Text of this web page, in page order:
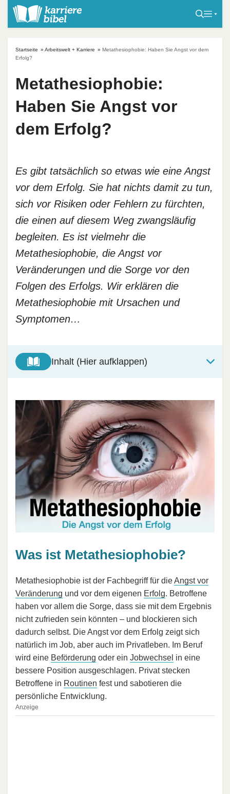
Startseite » Arbeitswelt + Karriere » Metathesiophobie: Haben Sie Angst vor dem
Erfolg?
Metathesiophobie:
Haben Sie Angst vor
dem Erfolg?
Es gibt tatsächlich so etwas wie eine Angst
vor dem Erfolg. Sie hat nichts damit zu tun,
sich vor Risiken oder Fehlern zu fürchten,
die einen auf diesem Weg zwangsläufig
begleiten. Es ist vielmehr die
Metathesiophobie, die Angst vor
Veränderungen und die Sorge vor den
Folgen des Erfolgs. Wir erklären die
Metathesiophobie mit Ursachen und
Symptomen…
Inhalt (Hier aufklappen)
Was ist Metathesiophobie?
Metathesiophobie ist der Fachbegriff für dieAngst vor
Veränderung und vor dem eigenen Erfolg. Betroffene
haben vor allem die Sorge, dass sie mit dem Ergebnis
nicht zufrieden sein könnten – und blockieren sich
dadurch selbst. Die Angst vor dem Erfolg zeigt sich
natürlich im Job, aber auch im Privatleben. Im Beruf
wird eine Beförderung oder ein Jobwechsel in eine
bessere Position ausgeschlagen. Privat stecken
Betroffene in Routinen fest und sabotieren die
persönliche Entwicklung.
Anzeige